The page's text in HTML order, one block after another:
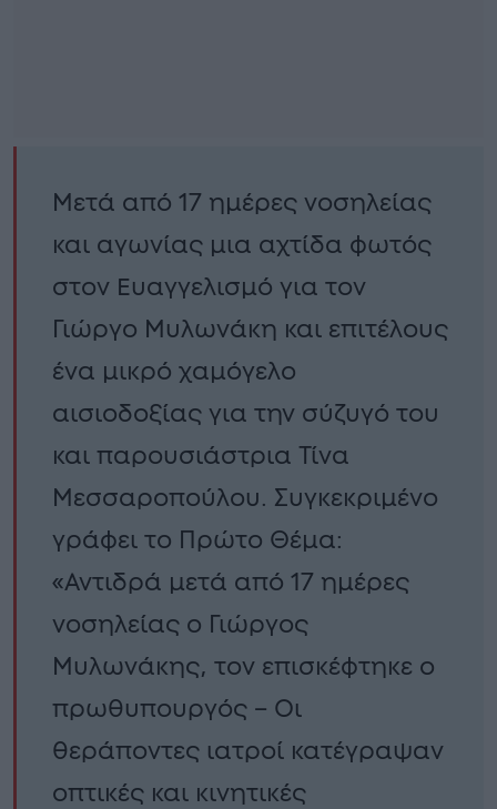
Μετά από 17 ημέρες νοσηλείας
και αγωνίας μια αχτίδα φωτός
στον Ευαγγελισμό για τον
Γιώργο Μυλωνάκη και επιτέλους
ένα μικρό χαμόγελο
αισιοδοξίας για την σύζυγό του
και παρουσιάστρια Τίνα
Μεσσαροπούλου. Συγκεκριμένο
γράφει το Πρώτο Θέμα:
«Αντιδρά μετά από 17 ημέρες
νοσηλείας ο Γιώργος
Μυλωνάκης, τον επισκέφτηκε ο
πρωθυπουργός – Οι
θεράποντες ιατροί κατέγραψαν
οπτικές και κινητικές